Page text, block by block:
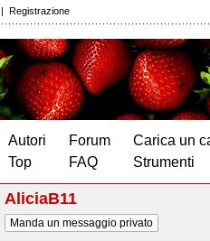
| Registrazione
Autori
Top
Forum
FAQ
Carica un
Strumenti
AliciaB11
Manda un messaggio privato